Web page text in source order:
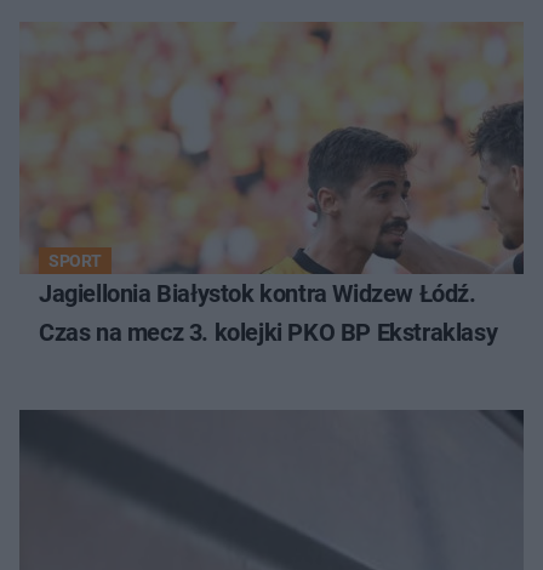
SPORT
Jagiellonia Białystok kontra Widzew Łódź.
Czas na mecz 3. kolejki PKO BP Ekstraklasy